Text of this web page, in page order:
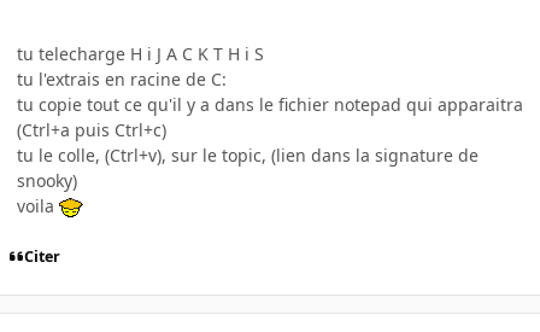
tu telecharge H i J A C K T H i S
tu l'extrais en racine de C:
tu copie tout ce qu'il y a dans le fichier notepad qui apparaitra
(Ctrl+a puis Ctrl+c)
tu le colle, (Ctrl+v), sur le topic, (lien dans la signature de
snooky)
voila
Citer